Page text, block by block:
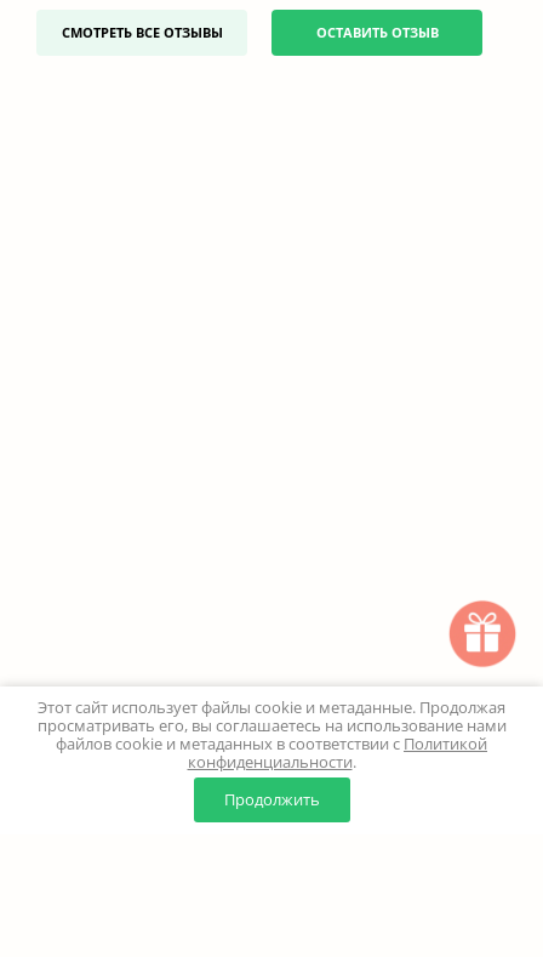
СМОТРЕТЬ ВСЕ ОТЗЫВЫ ОСТАВИТЬ ОТЗЫВ
0
Корзина
Этот сайт использует файлы cookie и метаданные. Продолжая
просматривать его, вы соглашаетесь на использование нами
файлов cookie и метаданных в соответствии с Политикой
конфиденциальности.
Продолжить